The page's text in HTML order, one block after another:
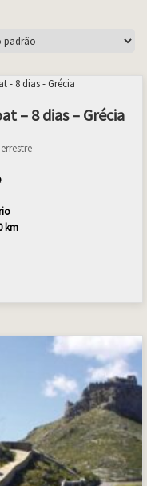
– 8 dias – Grécia
km